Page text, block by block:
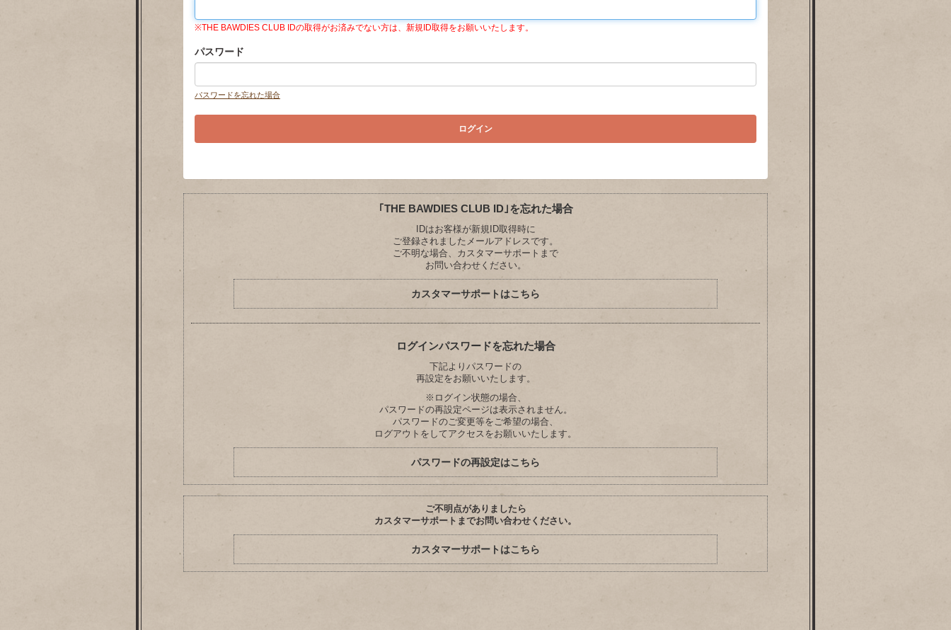
※THE BAWDIES CLUB IDの取得がお済みでない方は、新規ID取得をお願いいたします。
パスワード
パスワードを忘れた場合
｢THE BAWDIES CLUB ID｣を忘れた場合
IDはお客様が新規ID取得時に
ご登録されましたメールアドレスです。
ご不明な場合、カスタマーサポートまで
お問い合わせください。
カスタマーサポートはこちら
ログインパスワードを忘れた場合
下記よりパスワードの
再設定をお願いいたします。
※ログイン状態の場合、
パスワードの再設定ページは表示されません。
パスワードのご変更等をご希望の場合、
ログアウトをしてアクセスをお願いいたします。
パスワードの再設定はこちら
ご不明点がありましたら
カスタマーサポートまでお問い合わせください。
カスタマーサポートはこちら